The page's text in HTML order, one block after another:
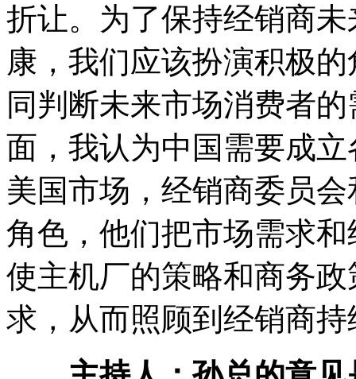
折让。为了保持经销商
康，我们应该扮演积极
同判断未来市场消费者
面，我认为中国需要成
美国市场，经销商委员
角色，他们把市场需求
使主机厂的策略和商务
求，从而照顾到经销商